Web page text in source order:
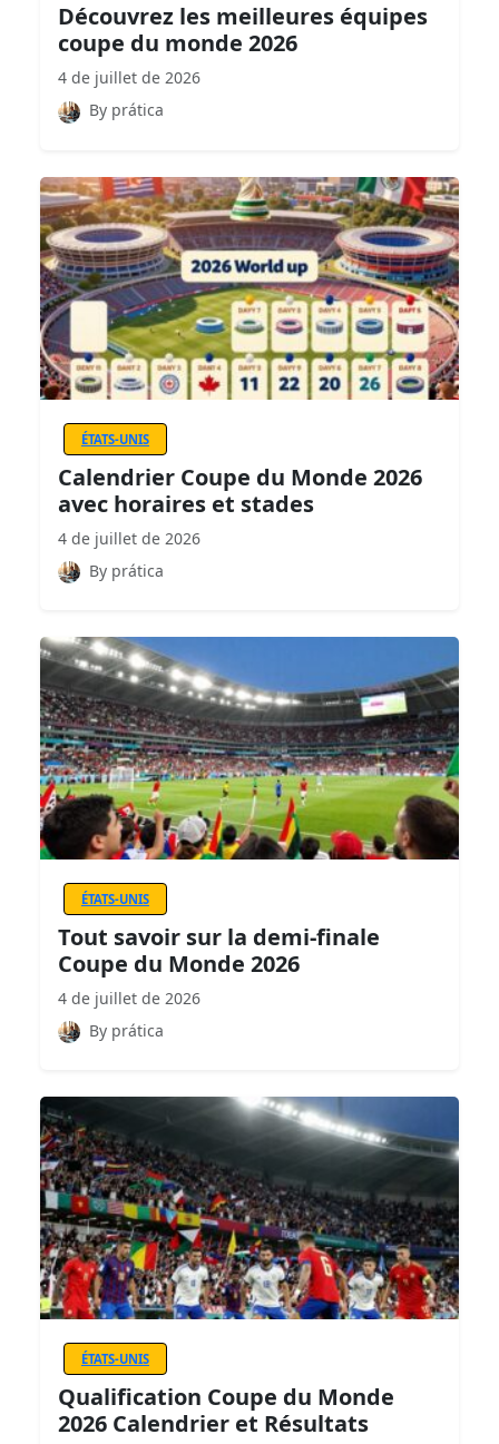
Découvrez les meilleures équipes
coupe du monde 2026
4 de juillet de 2026
By prática
ÉTATS-UNIS
Calendrier Coupe du Monde 2026
avec horaires et stades
4 de juillet de 2026
By prática
ÉTATS-UNIS
Tout savoir sur la demi-finale
Coupe du Monde 2026
4 de juillet de 2026
By prática
ÉTATS-UNIS
Qualification Coupe du Monde
2026 Calendrier et Résultats